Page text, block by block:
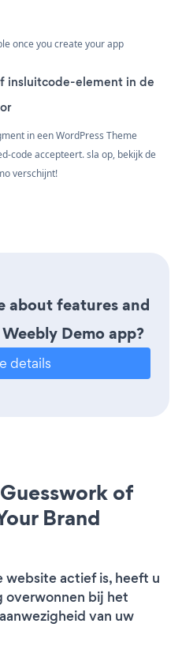
once you create your app
insluitcode-element in de
in een WordPress Theme
code accepteert. sla op, bekijk de
verschijnt!
about features and
Demo app?
details
of
Brand
website actief is, heeft u
bij het
van uw